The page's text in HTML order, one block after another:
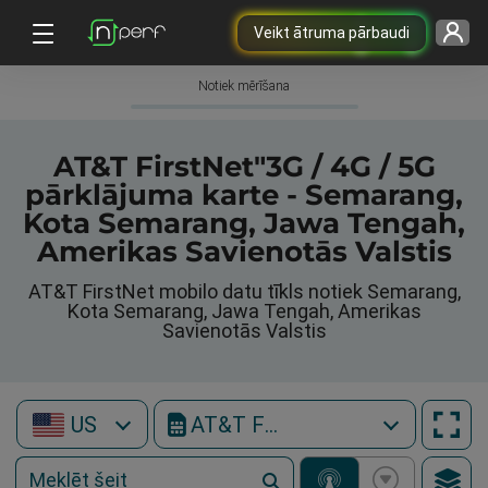
Veikt ātruma pārbaudi
Notiek mērīšana
AT&T FirstNet"3G / 4G / 5G
pārklājuma karte - Semarang,
Kota Semarang, Jawa Tengah,
Amerikas Savienotās Valstis
AT&T FirstNet mobilo datu tīkls notiek Semarang,
Kota Semarang, Jawa Tengah, Amerikas
Savienotās Valstis
US AT&T FirstNet